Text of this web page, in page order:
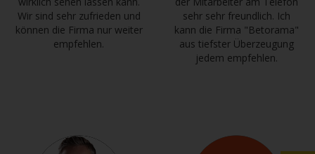
Wir sind sehr zufrieden und
können die Firma nur weiter
empfehlen.
sehr sehr freundlich. Ich
kann die Firma "Betorama"
aus tiefster Überzeugung
jedem empfehlen.